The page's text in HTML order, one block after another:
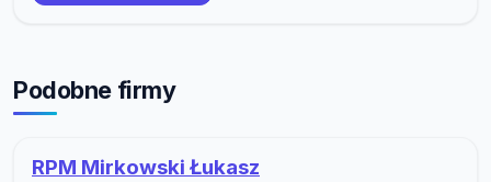
Podobne firmy
RPM Mirkowski Łukasz